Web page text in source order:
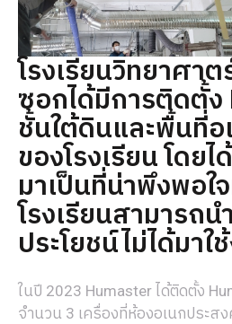
โรงเรียนวิทยาศา
ซอกได้มีการติดตั้ง
ชั้นใต้ดินและพื้นที่อ
ของโรงเรียน โดย
มาเป็นที่น่าพึงพอใ
โรงเรียนสามารถ
ประโยชน์ไม่ได้มาใ
ในปี 2023 Humaster ได้ติดตั้ง
จำนวน 3 เครื่องที่ห้องอเนกประส